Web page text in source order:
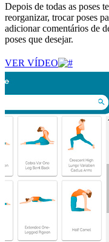
Depois de todas as poses
reorganizar, trocar poses
adicionar comentários de
poses que desejar.
VER VÍDEO